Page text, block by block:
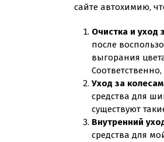
сайте автохимию,
Очистка и уход
после
выгорания
Уход за
средства для
существуют
Внутренний
средства для